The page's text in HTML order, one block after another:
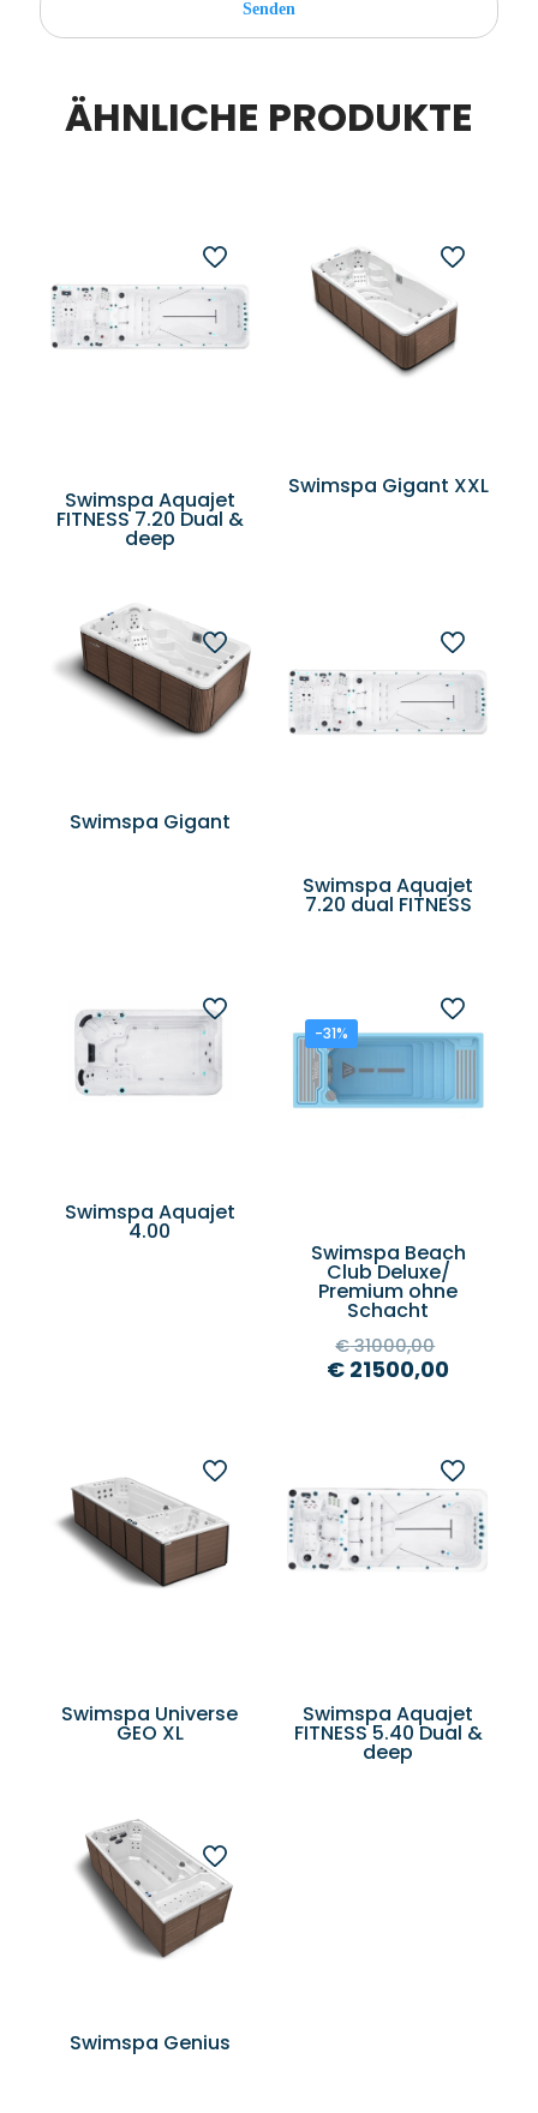
ÄHNLICHE PRODUKTE
Swimspa Aquajet
FITNESS 7.20 Dual &
deep
Swimspa Gigant XXL
Swimspa Gigant
Swimspa Aquajet
7.20 dual FITNESS
Swimspa Aquajet
4.00
-31%
Swimspa Beach
Club Deluxe/
Premium ohne
Schacht
€31000,00
€ 21500,00
Swimspa Universe
GEO XL
Swimspa Aquajet
FITNESS 5.40 Dual &
deep
Swimspa Genius